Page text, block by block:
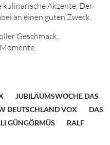
kulinarische Akzente. Der
an einen guten Zweck.
Geschmack,
JUBILÄUMSWOCHE DAS
DEUTSCHLAND VOX
DAS
GÜNGÖRMÜS
RALF